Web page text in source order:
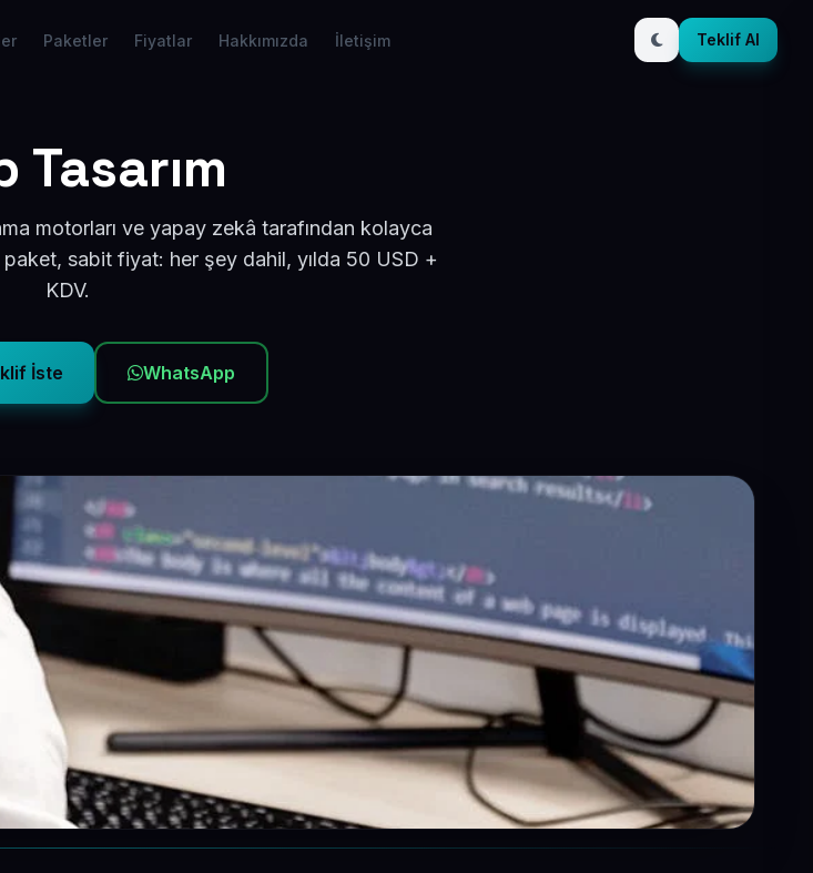
Paketler Fiyatlar Hakkımızda İletişim Teklif Al
Tasarım
motorları ve yapay zekâ tarafından kolayca
paket, sabit fiyat: her şey dahil, yılda 50 USD +
KDV.
İste WhatsApp